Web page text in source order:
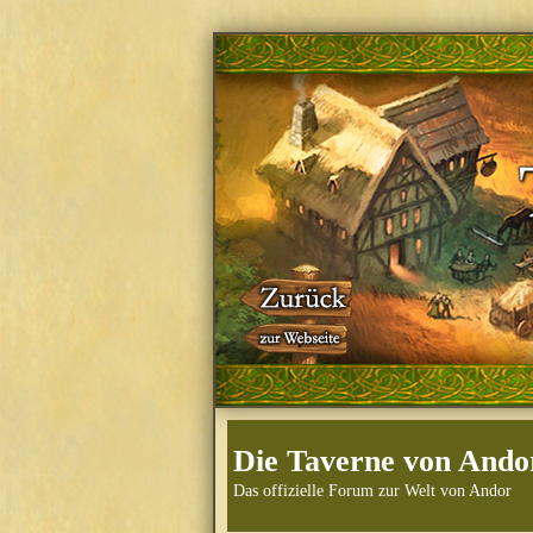
Die Taverne von
Das offizielle Forum zur Welt von Andor